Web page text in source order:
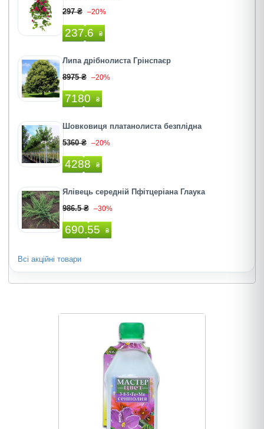
297 ₴ –20%
237.6 ₴
Липа дрібнолиста Грінспаєр
8975 ₴ –20%
7180 ₴
Шовковиця платанолиста безплідна
5360 ₴ –20%
4288 ₴
Ялівець середній Пфітцеріана Глаука
986.5 ₴ –30%
690.55 ₴
Всі акційні товари